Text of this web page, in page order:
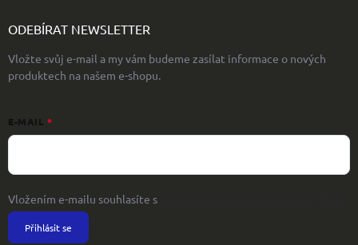
ODEBÍRAT NEWSLETTER
Vložte svůj e-mail a my vám budeme zasílat informace o nových
produktech na našem e-shopu.
E-MAIL
Vložením e-mailu souhlasíte s
Přihlásit se